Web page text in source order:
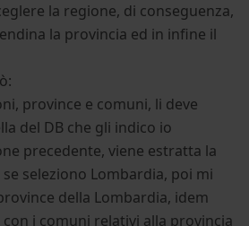
la regione, di conseguenza,
la provincia ed in infine il
province e comuni, li deve
del DB che gli indico io
precedente, viene estratta la
seleziono Lombardia, poi mi
della Lombardia, idem
con i comuni relativi alla provincia